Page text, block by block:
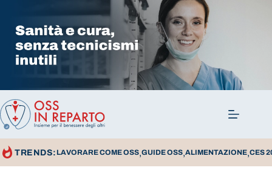
TRENDS: LAVORARE COME OSS,GUIDE OSS,ALIMENTAZIONE,CES